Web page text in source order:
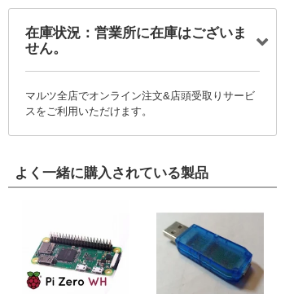
在庫状況：営業所に在庫はございま
せん。
マルツ全店でオンライン注文&店頭受取りサービ
スをご利用いただけます。
よく一緒に購入されている製品